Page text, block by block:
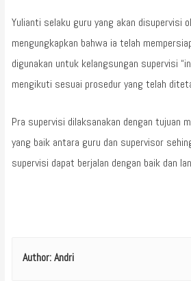
Yulianti selaku guru yang akan disupervisi
mengungkapkan bahwa ia telah
digunakan untuk kelangsungan supervisi
mengikuti sesuai prosedur yang telah
Pra supervisi dilaksanakan dengan tujuan
yang baik antara guru dan supervisor
supervisi dapat berjalan dengan baik dan
Author:Andri